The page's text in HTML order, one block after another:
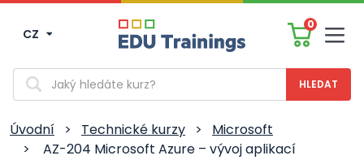
CZ
0
Vyhledávání
Úvodní > Technické kurzy >
Microsoft
>
AZ-204 Microsoft Azure – vývoj aplikací